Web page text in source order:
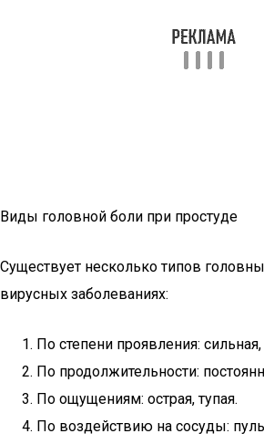
Виды головной боли при простуде
Существует несколько типов
вирусных заболеваниях:
По степени проявления: сильная,
По продолжительности:
По ощущениям: острая, тупая.
По воздействию на сосуды: